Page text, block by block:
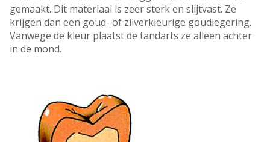
gemaakt. Dit materiaal is zeer sterk en slijtvast. Ze
krijgen dan een goud- of zilverkleurige goudlegering.
Vanwege de kleur plaatst de tandarts ze alleen achter
in de mond.